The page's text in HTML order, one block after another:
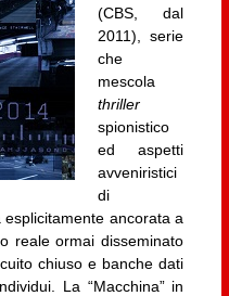
(CBS, dal
2011), serie
che
mescola
thriller
spionistico
ed aspetti
avveniristici
di
ancorata a
reale ormai disseminato
chiuso e banche dati
La “Macchina” in